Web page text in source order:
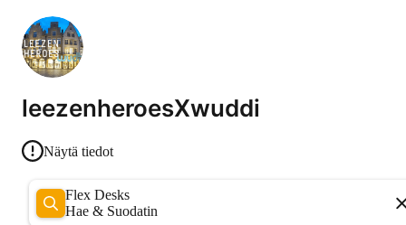
leezenheroesXwuddi
Näytä tiedot
Flex Desks
Hae & Suodatin